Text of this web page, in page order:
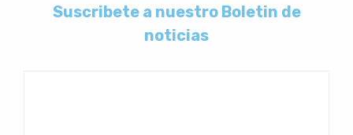
Suscribete a nuestro Boletin de
noticias